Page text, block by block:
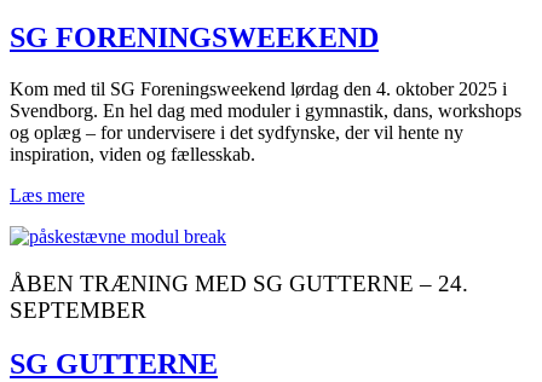
SG FORENINGSWEEKEND
Kom med til SG Foreningsweekend lørdag den 4. oktober 2025 i
Svendborg. En hel dag med moduler i gymnastik, dans, workshops
og oplæg – for undervisere i det sydfynske, der vil hente ny
inspiration, viden og fællesskab.
Læs mere
ÅBEN TRÆNING MED SG GUTTERNE – 24.
SEPTEMBER
SG GUTTERNE